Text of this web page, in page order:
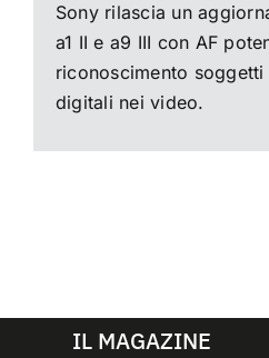
Sony rilascia un
a1 II e a9 III con AF
riconoscimento
digitali nei video.
IL MAGAZINE